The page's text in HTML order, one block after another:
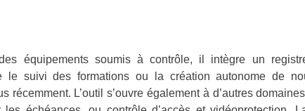
équipements soumis à contrôle, il intègre un
le suivi des formations ou la création autonome de
L’outil s’ouvre également à d’autres